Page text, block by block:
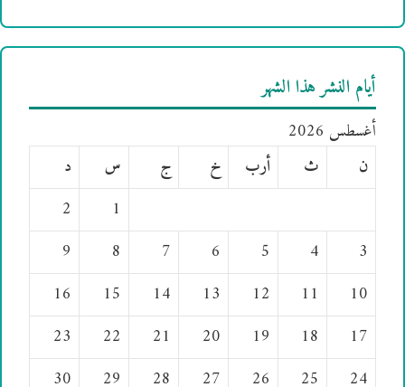
أيام النشر هذا الشهر
أغسطس 2026
ن
ث أرب خ ج س
د
1
2
3
4
5
6
7
8
9
10
11
12
13
14
15
16
17
18
19
20
21
22
23
24
25
26
27
28
29
30